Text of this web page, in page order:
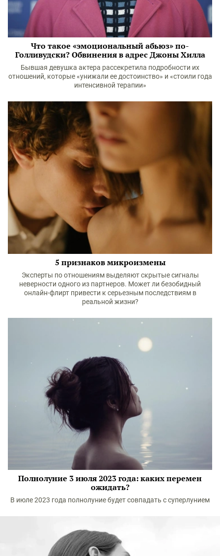
Что такое «эмоциональный абьюз» по-
Голливудски? Обвинения в адрес Джоны Хилла
Бывшая девушка актера рассекретила подробности их
отношений, которые «унижали ее достоинство» и «стоили года
интенсивной терапии»
5 признаков микроизмены
Эксперты по отношениям выделяют скрытые сигналы
неверности одного из партнеров. Может ли безобидный
онлайн-флирт привести к серьезным последствиям в
реальной жизни?
Полнолуние 3 июля 2023 года: каких перемен
ожидать?
В июле 2023 года полнолуние будет совпадать с суперлунием